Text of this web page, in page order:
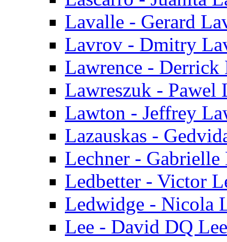
Lavalle - Gerard
Lavrov - Dmitry
Lawrence - Derrick
Lawreszuk - Pawel
Lawton - Jeffrey
Lazauskas -
Lechner - Gabrielle
Ledbetter - Victor
Ledwidge - Nicola
Lee - David DQ Lee